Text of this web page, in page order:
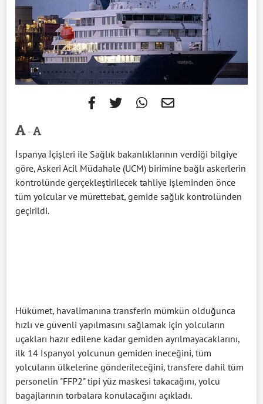
-
İspanya İçişleri ile Sağlık bakanlıklarının verdiği bilgiye
göre, Askeri Acil Müdahale (UCM) birimine bağlı askerlerin
kontrolünde gerçekleştirilecek tahliye işleminden önce
tüm yolcular ve mürettebat, gemide sağlık kontrolünden
geçirildi.
Hükümet, havalimanına transferin mümkün olduğunca
hızlı ve güvenli yapılmasını sağlamak için yolcuların
uçakları hazır edilene kadar gemiden ayrılmayacaklarını,
ilk 14 İspanyol yolcunun gemiden ineceğini, tüm
yolcuların ülkelerine gönderileceğini, transfere dahil tüm
personelin "FFP2" tipi yüz maskesi takacağını, yolcu
bagajlarının torbalara konulacağını açıkladı.